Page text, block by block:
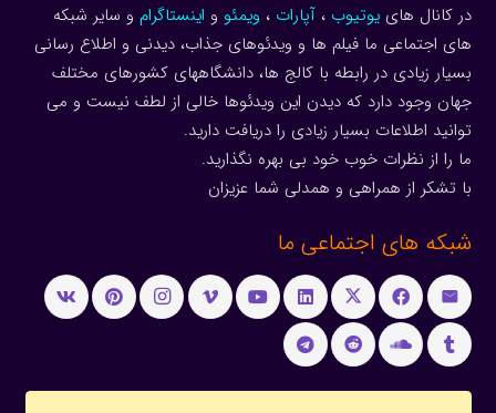
در کانال هاییوتیوب ، آپارات ، ویمئو و اینستاگرام و سایر شبکه
های اجتماعی ما فیلم ها و ویدئوهای جذاب، دیدنی و اطلاع رسانی
بسیار زیادی در رابطه با کالج ها، دانشگاههای کشورهای مختلف
جهان وجود دارد که دیدن این ویدئوها خالی از لطف نیست و می
توانید اطلاعات بسیار زیادی را دریافت دارید.
ما را از نظرات خوب خود بی بهره نگذارید.
با تشکر از همراهی و همدلی شما عزیزان
شبکه های اجتماعی ما